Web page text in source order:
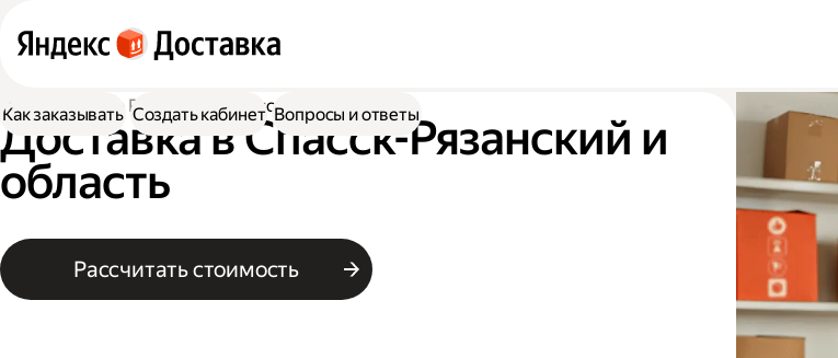
Доставка По России В Спасск-Рязанский
Доставка в Спасск-Рязанский и
область
Рассчитать стоимость
Как заказывать Создать кабинет Вопросы и ответы